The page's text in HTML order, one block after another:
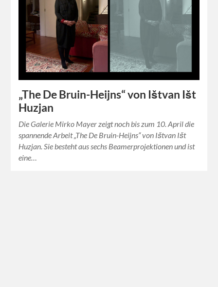
„The De Bruin-Heijns“ von Ištvan Išt
Huzjan
Die Galerie Mirko Mayer zeigt noch bis zum 10. April die
spannende Arbeit „The De Bruin-Heijns“ von Ištvan Išt
Huzjan. Sie besteht aus sechs Beamerprojektionen und ist
eine…